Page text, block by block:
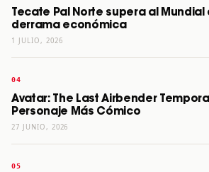
Tecate Pal Norte supera al Mundial
derrama económica
1 JULIO, 2026
Avatar: The Last Airbender
Personaje Más Cómico
27 JUNIO, 2026